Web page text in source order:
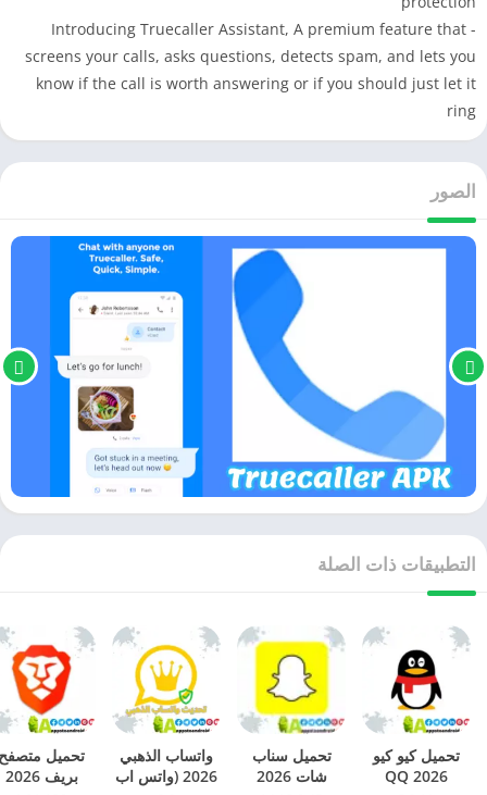
- Introducing Truecaller Assistant, A premium feature that
screens your calls, asks questions, detects spam, and lets you
know if the call is worth answering or if you should just let it
ring
الصور
التطبيقات ذات الصلة
تحميل كيو كيو
2026 QQ
تحميل سناب
شات 2026
واتساب الذهبي
2026 (واتس اب
تحميل
بريف 2026